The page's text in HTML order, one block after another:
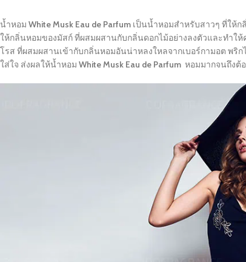
น้ำหอม White Musk Eau de Parfum เป็นน้ำหอมสำหรับสาวๆ ที่ให้
ให้กลิ่นหอมของมัสก์ ที่ผสมผสานกับกลิ่นดอกไม้อย่างลงตัวและทำ
โรส ที่ผสมผสานเข้ากับกลิ่นหอมอันน่าหลงใหลจากเบอร์กามอต พ
ใส่ใจ ส่งผลให้น้ำหอม White Musk Eau de Parfum หอมมากจนถึงต้